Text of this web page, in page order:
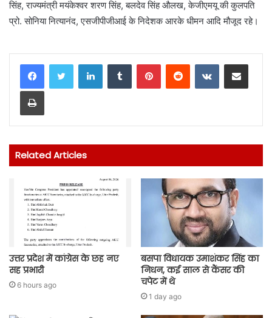
सिंह, राज्यमंत्री मयंकेश्वर शरण सिंह, बलदेव सिंह औलख, केजीएमयू की कुलपति
प्रो. सोनिया नित्यानंद, एसजीपीजीआई के निदेशक आरके धीमन आदि मौजूद रहे।
LinkedInTumblr PinterestReddit VKontakteShare via Email
Print
Related Articles
उत्तर प्रदेश में कांग्रेस के छह नए
सह प्रभारी
6 hours ago
बसपा विधायक उमाशंकर सिंह का
निधन, कई साल से कैंसर की
चपेट में थे
1 day ago